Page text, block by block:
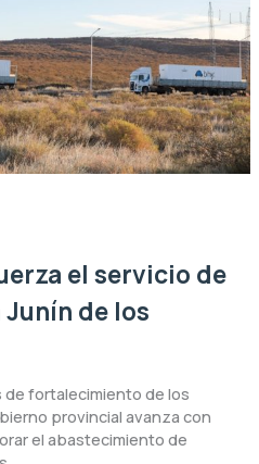
el servicio de
de los
de fortalecimiento de los
provincial avanza con
el abastecimiento de